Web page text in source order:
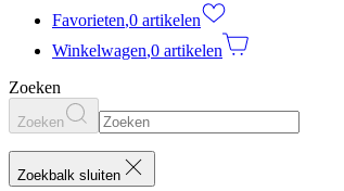
Favorieten,0 artikelen
Winkelwagen,0 artikelen
Zoeken
Zoeken
Zoekbalk sluiten